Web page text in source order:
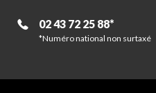
02 43 72 25 88*
*Numéro national non surtaxé